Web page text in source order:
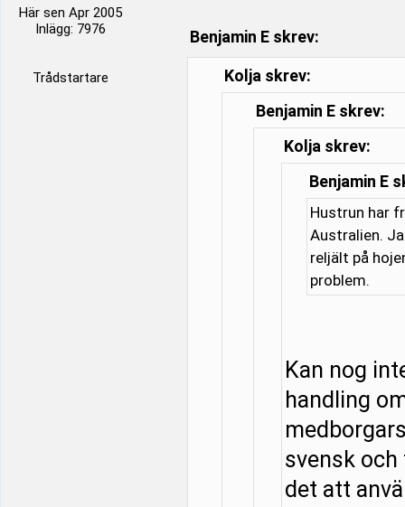
Här sen Apr 2005
Inlägg: 7976
Trådstartare
Benjamin E skrev:
Kolja skrev:
Benjamin E skrev:
Kolja skrev:
Benjamin E
Hustrun har
Australien.
reljält på
problem.
Kan nog
handling
svensk
det att